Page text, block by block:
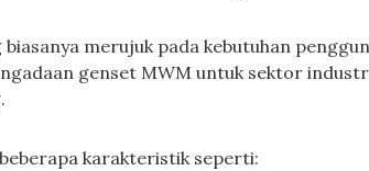
merujuk pada kebutuhan
genset MWM untuk sektor
karakteristik seperti: